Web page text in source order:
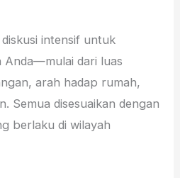
intensif untuk
Anda—mulai dari luas
arah hadap rumah,
Semua disesuaikan dengan
berlaku di wilayah